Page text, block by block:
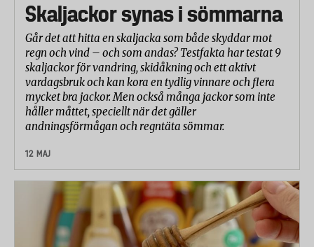
timme, skakades tio gånger upp och ner i en
meter, och rullades fram och tillbaka tio gånger på
en plan yta. För att synliggöra ev läckage färgades
vattnet med bläck. Två provexemplar per modell
testades på samma sätt.
Falltest: hur bra materialet står emot skador när den
hårt golv, och om det fortfarande håller tätt.
gånger med sidorna nedåt. Därefter undersöktes
muggarna för synbara skador och täthet. Två
provexemplar per modell testades på samma sätt.
Skaljackor synas i sömmarna
Går det att hitta en skaljacka som både skyddar mot
regn och vind – och som andas? Testfakta har testat 9
skaljackor för vandring, skidåkning och ett aktivt
vardagsbruk och kan kora en tydlig vinnare och flera
mycket bra jackor. Men också många jackor som inte
håller måttet, speciellt när det gäller
andningsförmågan och regntäta sömmar.
12 MAJ